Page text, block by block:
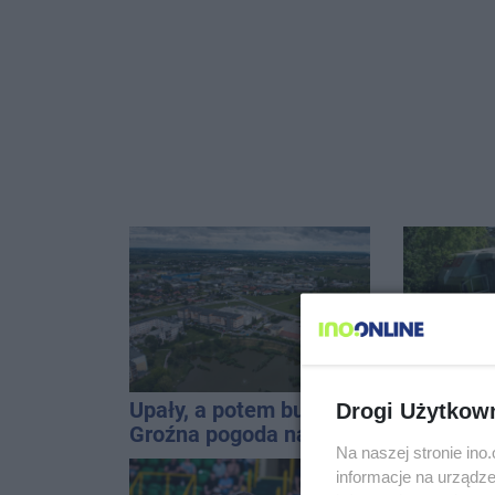
Upały, a potem burze.
Groźna pogoda nad
naszym regionem
Kombajn
Drogi
Na naszej stronie
informacje na